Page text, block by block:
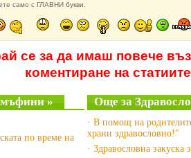
само с ГЛАВНИ букви.
се за да имаш повече
коментиране на статиите
мъфини »
по време на
Още за
· В помощ на
храни здравословно!"
· Здравословна закуска